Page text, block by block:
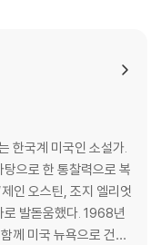
for the free lunches t
eyed epic of love,
of intergeneration
debut Free Foo
of a community
haves and have-n
한국계 미국인 소설가.
으로 한 통찰력으로 복
인 오스틴, 조지 엘리엇
로 발돋움했다. 1968년
께 미국 뉴욕으로 건너